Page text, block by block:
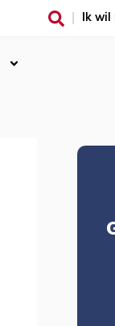
Ik wil